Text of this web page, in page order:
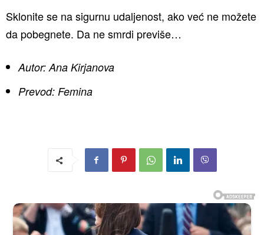
Sklonite se na sigurnu udaljenost, ako već ne možete
da pobegnete. Da ne smrdi previše…
Autor: Ana Kirjanova
Prevod: Femina